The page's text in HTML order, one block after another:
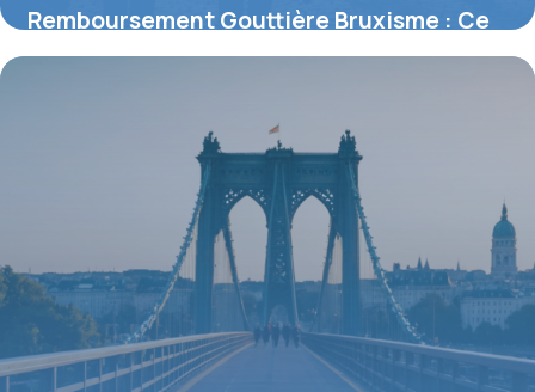
Remboursement Gouttière Bruxisme : Ce
que la Sécurité Sociale couvre